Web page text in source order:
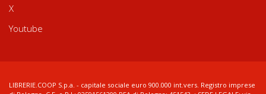
X
Youtube
LIBRERIE.COOP S.p.a. - capitale sociale euro 900.000 int.vers. Registro imprese